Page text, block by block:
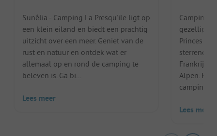
Sunêlia - Camping La Presqu'ile ligt op
een klein eiland en biedt een prachtig
uitzicht over een meer. Geniet van de
rust en natuur en ontdek wat er
allemaal op en rond de camping te
beleven is. Ga bi...
Lees meer
Camping
gezellige,
Princes
Frankrijk,
Alpen. Het
camping
Lees meer